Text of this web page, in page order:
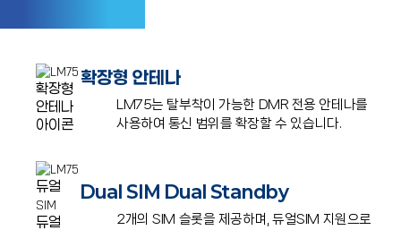
확장형 안테나
LM75는 탈부착이 가능한 DMR 전용 안테나를
사용하여 통신 범위를 확장할 수 있습니다.
Dual SIM Dual Standby
2개의 SIM 슬롯을 제공하며, 듀얼SIM 지원으로